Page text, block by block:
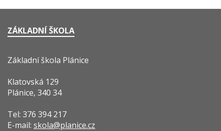
ZÁKLADNÍ ŠKOLA
Základní škola Plánice
Klatovská 129
Plánice, 340 34
Tel: 376 394 217
E-mail: skola@planice.cz